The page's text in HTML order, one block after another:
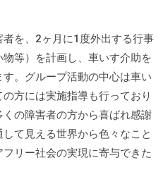
を、2ヶ月に1度外出する行事
物等）を計画し、車いす介助を
。グループ活動の中心は車い
方には実施指導も行っており
の障害者の方から喜ばれ感謝
て見える世界から色々なこと
リー社会の実現に寄与できた